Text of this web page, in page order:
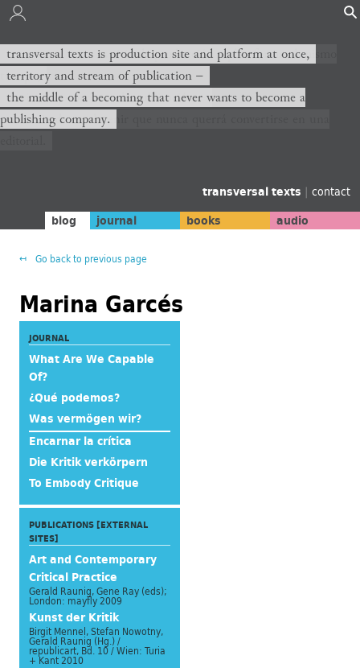
transversal texts es sitio de producción y plataforma al mismo
tiempo,
territorio y corriente de publicación −
el medio de un devenir que nunca querrá convertirse en una
transversal texts is production site and platform at once,
territory and stream of publication −
the middle of a becoming that never wants to become a
publishing company.
transversal texts | contact
blog journal books audio
Go back to previous page
Marina Garcés
JOURNAL
What Are We Capable
Of?
¿Qué podemos?
Was vermögen wir?
Encarnar la crítica
Die Kritik verkörpern
To Embody Critique
PUBLICATIONS [EXTERNAL
SITES]
Art and Contemporary
Critical Practice
Gerald Raunig, Gene Ray (eds);
London: mayfly 2009
Kunst der Kritik
Birgit Mennel, Stefan Nowotny,
Gerald Raunig (Hg.) /
republicart, Bd. 10 / Wien: Turia
+ Kant 2010